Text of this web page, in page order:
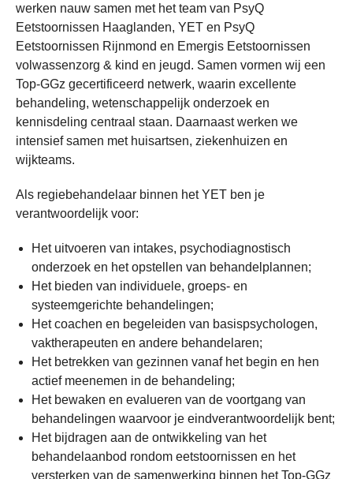
werken nauw samen met het team van PsyQ
Eetstoornissen Haaglanden, YET en PsyQ
Eetstoornissen Rijnmond en Emergis Eetstoornissen
volwassenzorg & kind en jeugd. Samen vormen wij een
Top-GGz gecertificeerd netwerk, waarin excellente
behandeling, wetenschappelijk onderzoek en
kennisdeling centraal staan. Daarnaast werken we
intensief samen met huisartsen, ziekenhuizen en
wijkteams.
Als regiebehandelaar binnen het YET ben je
verantwoordelijk voor:
Het uitvoeren van intakes, psychodiagnostisch
onderzoek en het opstellen van behandelplannen;
Het bieden van individuele, groeps- en
systeemgerichte behandelingen;
Het coachen en begeleiden van basispsychologen,
vaktherapeuten en andere behandelaren;
Het betrekken van gezinnen vanaf het begin en hen
actief meenemen in de behandeling;
Het bewaken en evalueren van de voortgang van
behandelingen waarvoor je eindverantwoordelijk bent;
Het bijdragen aan de ontwikkeling van het
behandelaanbod rondom eetstoornissen en het
versterken van de samenwerking binnen het Top-GGz